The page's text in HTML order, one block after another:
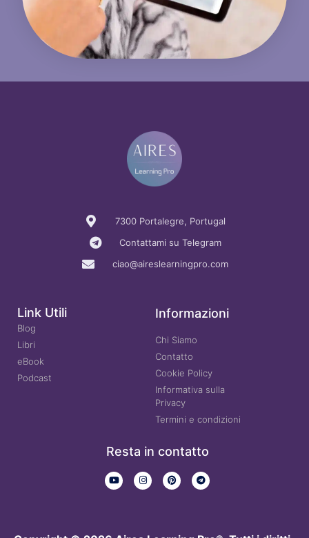
7300 Portalegre, Portugal
Contattami su Telegram
ciao@aireslearningpro.com
Link Utili
Blog
Libri
eBook
Podcast
Informazioni
Chi Siamo
Contatto
Cookie Policy
Informativa sulla
Privacy
Termini e condizioni
Resta in contatto